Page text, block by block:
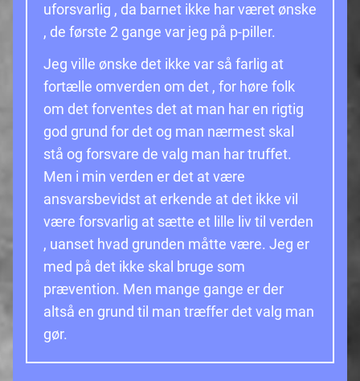
uforsvarlig , da barnet ikke har været ønske
, de første 2 gange var jeg på p-piller.
Jeg ville ønske det ikke var så farlig at
fortælle omverden om det , for høre folk
om det forventes det at man har en rigtig
god grund for det og man nærmest skal
stå og forsvare de valg man har truffet.
Men i min verden er det at være
ansvarsbevidst at erkende at det ikke vil
være forsvarlig at sætte et lille liv til verden
, uanset hvad grunden måtte være. Jeg er
med på det ikke skal bruge som
prævention. Men mange gange er der
altså en grund til man træffer det valg man
gør.